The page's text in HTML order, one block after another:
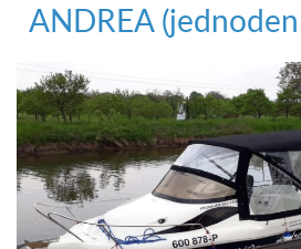
ANDREA